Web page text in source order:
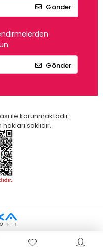
Gönder
Gönder
ile korunmaktadır.
saklıdır.